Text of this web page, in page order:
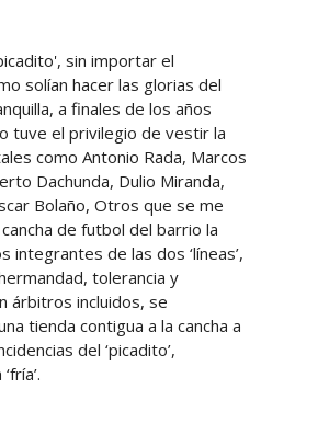
sin importar el
solían hacer las glorias del
a finales de los años
tuve el privilegio de vestir la
como Antonio Rada, Marcos
Dachunda, Dulio Miranda,
Bolaño, Otros que se me
de futbol del barrio la
integrantes de las dos ‘líneas’,
tolerancia y
árbitros incluidos, se
tienda contigua a la cancha a
del ‘picadito’,